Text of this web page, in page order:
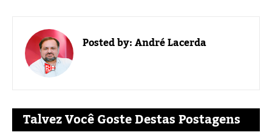
Posted by:André Lacerda
Talvez Você Goste Destas Postagens